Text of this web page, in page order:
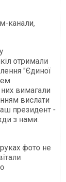
канали,
отримали
"Єдиної
вимагали
вислати
президент -
з нами.
фото не